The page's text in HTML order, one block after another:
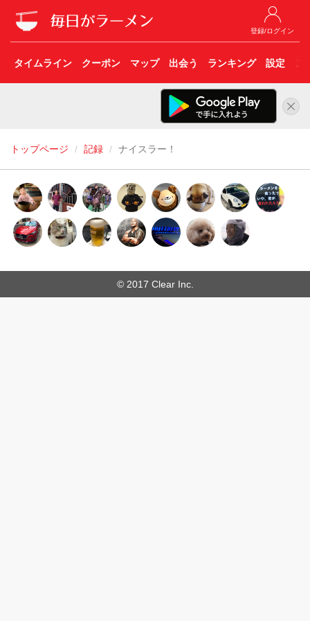
登録/ログイン
タイムライン クーポン マップ 出会う ランキング 設定 こ
トップページ 記録 ナイスラー！
© 2017 Clear Inc.